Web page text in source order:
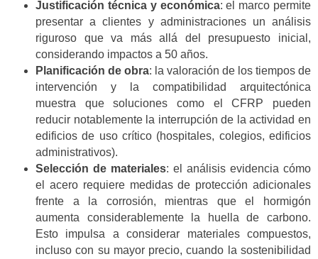
Justificación técnica y económica: el marco permite
presentar a clientes y administraciones un análisis
riguroso que va más allá del presupuesto inicial,
considerando impactos a 50 años.
Planificación de obra: la valoración de los tiempos de
intervención y la compatibilidad arquitectónica
muestra que soluciones como el CFRP pueden
reducir notablemente la interrupción de la actividad en
edificios de uso crítico (hospitales, colegios, edificios
administrativos).
Selección de materiales: el análisis evidencia cómo
el acero requiere medidas de protección adicionales
frente a la corrosión, mientras que el hormigón
aumenta considerablemente la huella de carbono.
Esto impulsa a considerar materiales compuestos,
incluso con su mayor precio, cuando la sostenibilidad